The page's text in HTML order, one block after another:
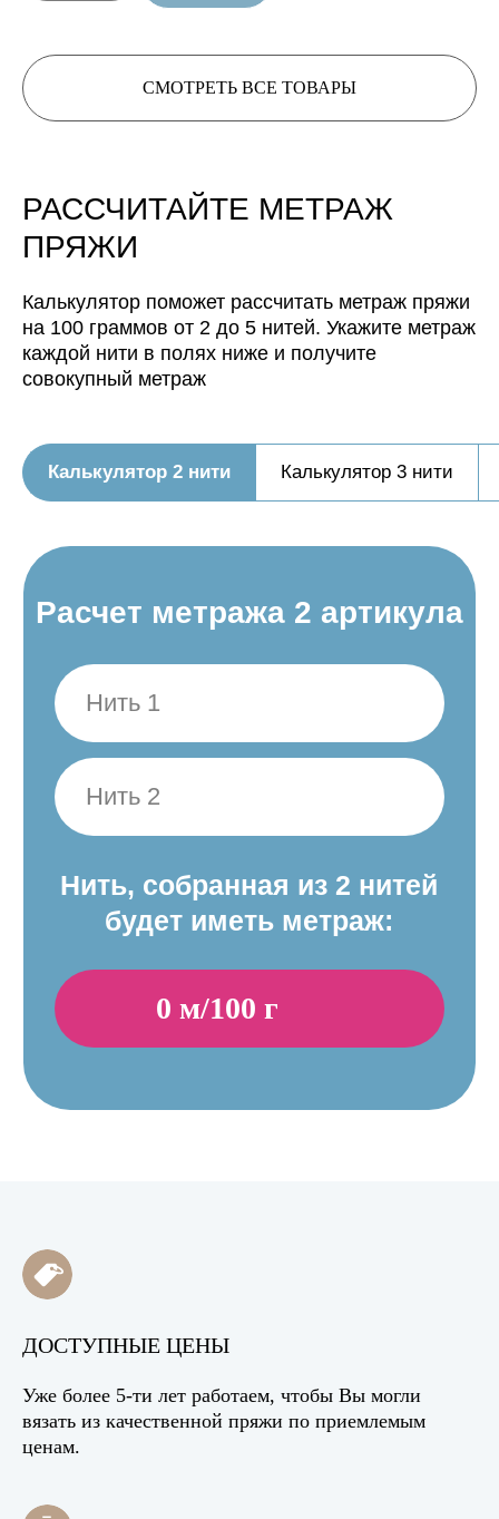
СМОТРЕТЬ ВСЕ ТОВАРЫ
РАССЧИТАЙТЕ МЕТРАЖ
ПРЯЖИ
Калькулятор поможет рассчитать метраж пряжи
на 100 граммов от 2 до 5 нитей. Укажите метраж
каждой нити в полях ниже и получите
совокупный метраж
Калькулятор 2 нити Калькулятор 3 нити
Нить, собранная из 4 нитей
ДОСТУПНЫЕ ЦЕНЫ
Уже более 5-ти лет работаем, чтобы Вы могли
вязать из качественной пряжи по приемлемым
ценам.